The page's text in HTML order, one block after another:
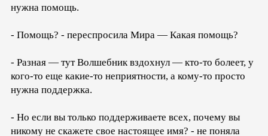
нужна помощь.
- Помощь? - переспросила Мира — Какая помощь?
- Разная — тут Волшебник вздохнул — кто-то болеет, у
кого-то еще какие-то неприятности, а кому-то просто
нужна поддержка.
- Но если вы только поддерживаете всех, почему вы
никому не скажете свое настоящее имя? - не поняла